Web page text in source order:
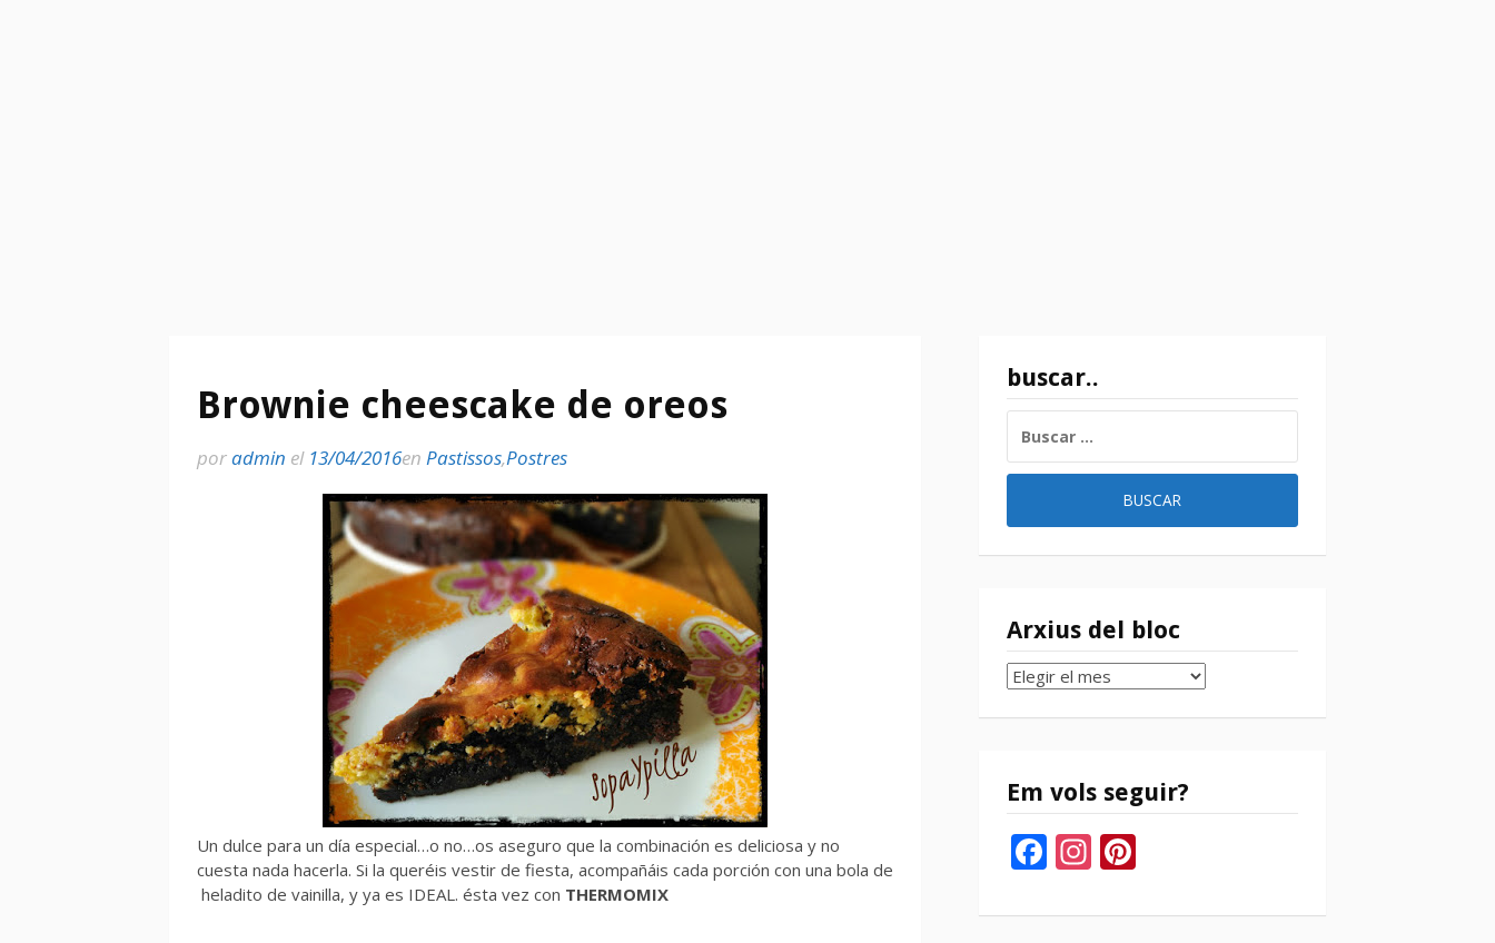
Brownie cheescake de oreos
poradmin el 13/04/2016en Pastissos,Postres
Un dulce para un día especial…o no…os aseguro que la combinación es deliciosa y no
cuesta nada hacerla. Si la queréis vestir de fiesta, acompañáis cada porción con una bola de
heladito de vainilla, y ya es IDEAL. ésta vez con THERMOMIX
buscar..
Arxius del bloc
Arxius
bloc
Em vols seguir?
Facebook
Instagram